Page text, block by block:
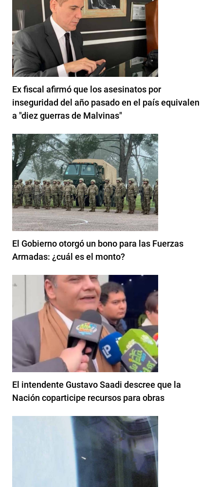
Ex fiscal afirmó que los asesinatos por
inseguridad del año pasado en el país equivalen
a "diez guerras de Malvinas"
El Gobierno otorgó un bono para las Fuerzas
Armadas: ¿cuál es el monto?
El intendente Gustavo Saadi descree que la
Nación coparticipe recursos para obras